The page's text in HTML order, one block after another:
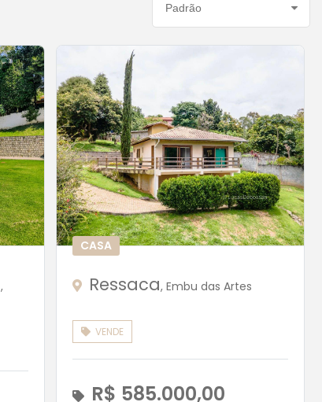
,
CASA
Ressaca, Embu das Artes
VENDE
R$ 585.000,00